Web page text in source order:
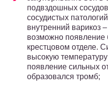
подвздошных
сосудистых
внутренний варикоз
возможно
крестцовом отделе.
высокую
появление сильных
образовался тромб;